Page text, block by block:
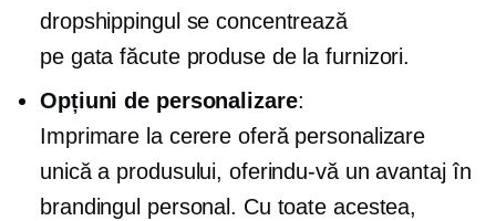
dropshippingul se concentrează
pe gata făcuteproduse de la furnizori.
Opțiuni de personalizare:
Imprimare la cerere oferă personalizare
unică a produsului, oferindu-vă un avantaj în
brandingul personal. Cu toate acestea,